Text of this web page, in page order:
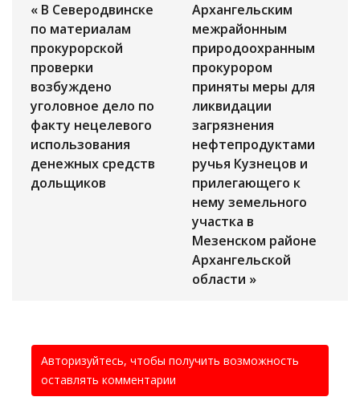
« В Северодвинске
по материалам
прокурорской
проверки
возбуждено
уголовное дело по
факту нецелевого
использования
денежных средств
дольщиков
Архангельским
межрайонным
природоохранным
прокурором
приняты меры для
ликвидации
загрязнения
нефтепродуктами
ручья Кузнецов и
прилегающего к
нему земельного
участка в
Мезенском районе
Архангельской
области »
Авторизуйтесь, чтобы получить возможность
оставлять комментарии